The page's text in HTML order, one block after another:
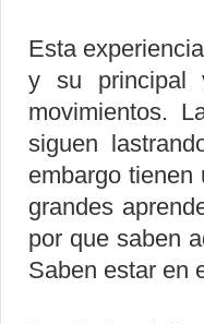
Esta
y su principal
movimientos.
siguen
embargo
grandes
por que saben
Saben estar en